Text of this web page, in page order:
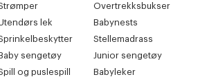
Overtrekksbukser
lek
Babynests
Stellemadrass
sengetøy
Junior sengetøy
og puslespill Babyleker